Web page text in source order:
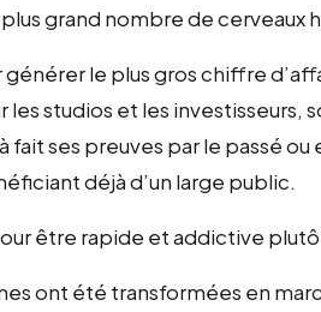
grand nombre de cerveaux
générer le plus gros chiffre
les studios et les investisseurs,
fait ses preuves par le passé
déjà d’un large public.
être rapide et addictive
ont été transformées en